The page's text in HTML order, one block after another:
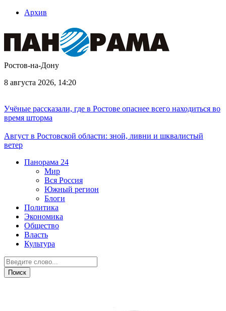
Архив
Ростов-на-Дону
8 августа 2026, 14:20
Учёные рассказали, где в Ростове опаснее всего находиться во
время шторма
Август в Ростовской области: зной, ливни и шквалистый
ветер
Панорама 24
Мир
Вся Россия
Южный регион
Блоги
Политика
Экономика
Общество
Власть
Культура